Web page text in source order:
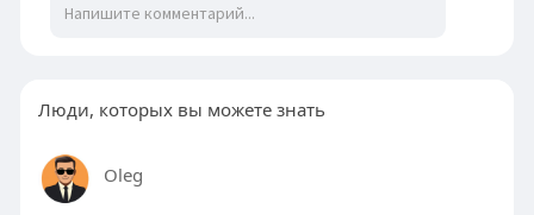
Люди, которых вы можете знать
Oleg